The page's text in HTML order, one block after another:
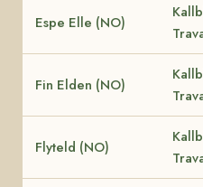
Espe Elle (NO)
Fin Elden (NO)
Flyteld (NO)